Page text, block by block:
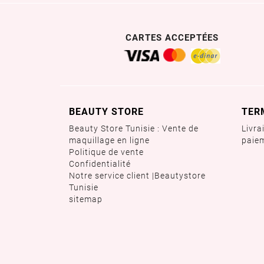
CARTES ACCEPTÉES
BEAUTY STORE
Beauty Store Tunisie : Vente de
maquillage en ligne
Politique de vente
Confidentialité
Notre service client |Beautystore
Tunisie
sitemap